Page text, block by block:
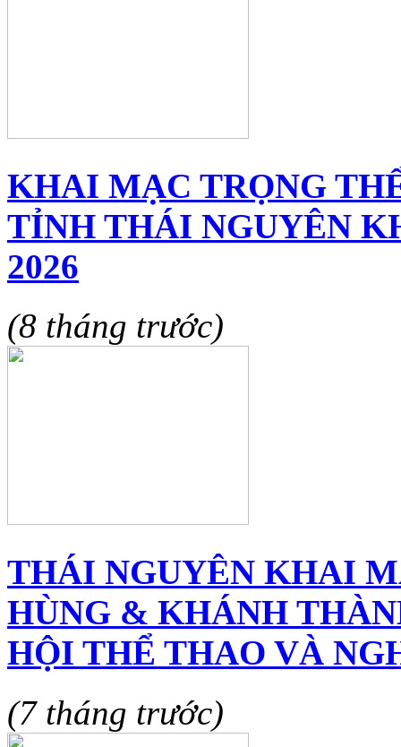
KHAI MẠC TRỌNG
TỈNH THÁI NGUYÊN
2026
(8 tháng trước)
THÁI NGUYÊN KHAI
HÙNG & KHÁNH
HỘI THỂ THAO VÀ
(7 tháng trước)